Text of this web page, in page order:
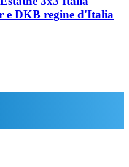
e DKB regine d'Italia